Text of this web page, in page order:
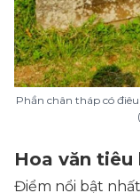
Phần chân tháp có
Hoa văn tiêu
Điểm nổi bật